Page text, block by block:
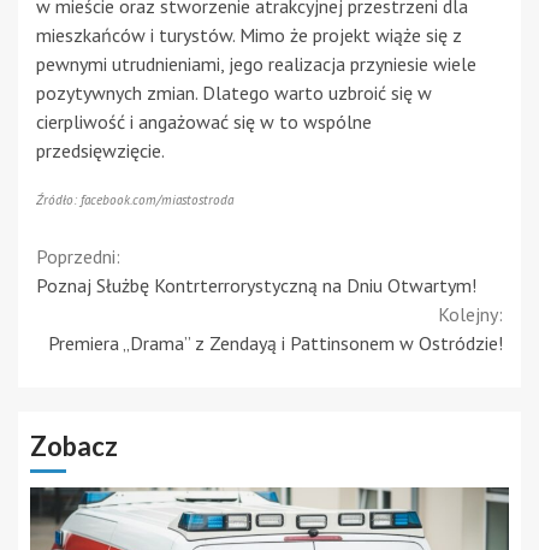
w mieście oraz stworzenie atrakcyjnej przestrzeni dla
mieszkańców i turystów. Mimo że projekt wiąże się z
pewnymi utrudnieniami, jego realizacja przyniesie wiele
pozytywnych zmian. Dlatego warto uzbroić się w
cierpliwość i angażować się w to wspólne
przedsięwzięcie.
Źródło: facebook.com/miastostroda
Continue
Reading
Poprzedni:
Poznaj Służbę Kontrterrorystyczną na Dniu Otwartym!
Kolejny:
Premiera „Drama” z Zendayą i Pattinsonem w Ostródzie!
Zobacz